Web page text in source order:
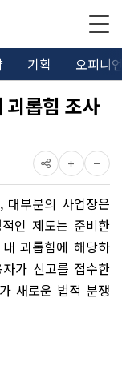
기획 오피니
괴롭힘 조사
부분의 사업장은
인 제도는 준비한
괴롭힘에 해당하
가 신고를 접수한
새로운 법적 분쟁